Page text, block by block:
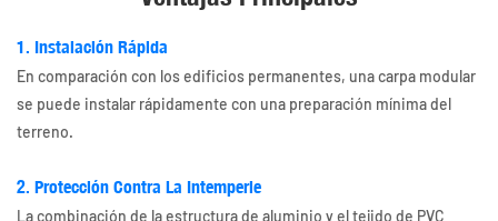
1. Instalación Rápida
En comparación con los edificios permanentes, una carpa modular
se puede instalar rápidamente con una preparación mínima del
terreno.
2. Protección Contra La Intemperie
La combinación de la estructura de aluminio y el tejido de PVC